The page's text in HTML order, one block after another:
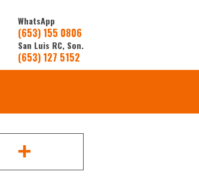
WhatsApp
(653) 155 0806
San Luis RC, Son.
(653) 127 5152